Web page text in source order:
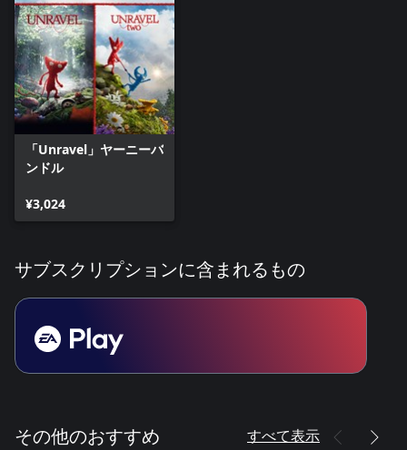
「Unravel」ヤーニーバ
ンドル
¥3,024
サブスクリプションに含まれるもの
その他のおすすめ すべて表示